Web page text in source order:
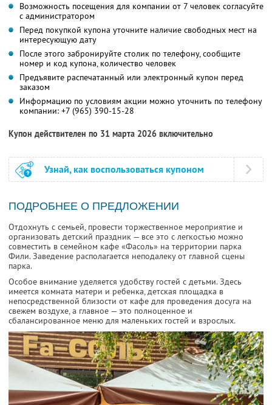
Возможность посещения для компании от 7 человек согласуйте
с администратором
Перед покупкой купона уточните наличие свободных мест на
интересующую дату
После этого забронируйте столик по телефону, сообщите
номер и код купона, количество человек
Предъявите распечатанный или электронный купон перед
заказом
Информацию по условиям акции можно уточнить по телефону
компании: +7 (965) 390-15-28
Купон действителен по 31 марта 2026 включительно
Узнай, как воспользоваться купоном
ПОДРОБНЕЕ О ПРЕДЛОЖЕНИИ
Отдохнуть с семьей, провести торжественное мероприятие и
организовать детский праздник — все это с легкостью можно
совместить в семейном кафе «Фасоль» на территории парка
Фили. Заведение располагается неподалеку от главной сцены
парка.
Особое внимание уделяется удобству гостей с детьми. Здесь
имеется комната матери и ребенка, детская площадка в
непосредственной близости от кафе для проведения досуга на
свежем воздухе, а главное — это полноценное и
сбалансированное меню для маленьких гостей и взрослых.